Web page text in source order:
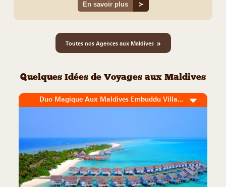
En savoir plus ≻
Toutes nos Agences aux Maldives »
Quelques Idées de Voyages aux Maldives
Duo Magique Aux Maldives Embuddu Village et Angaga Island Resort